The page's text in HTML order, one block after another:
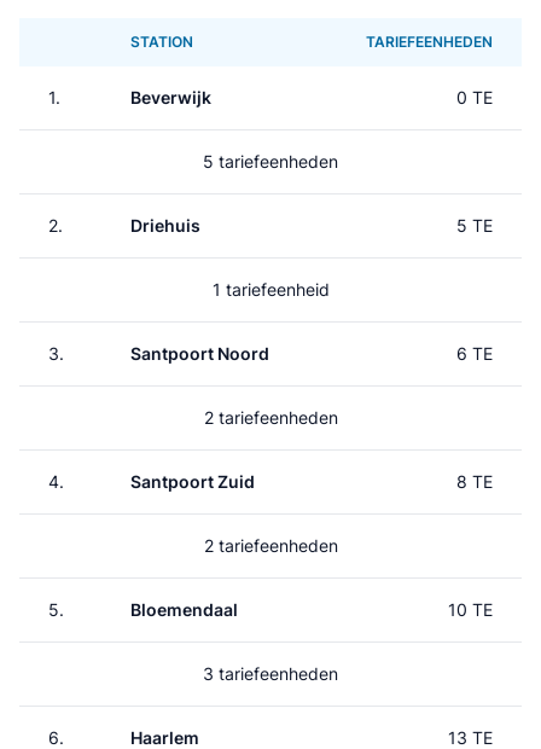
STATION TARIEFEENHEDEN
1. Beverwijk 0 TE
5 tariefeenheden
2. Driehuis 5 TE
1 tariefeenheid
3. Santpoort Noord 6 TE
2 tariefeenheden
4. Santpoort Zuid 8 TE
2 tariefeenheden
5. Bloemendaal 10 TE
3 tariefeenheden
6. Haarlem 13 TE